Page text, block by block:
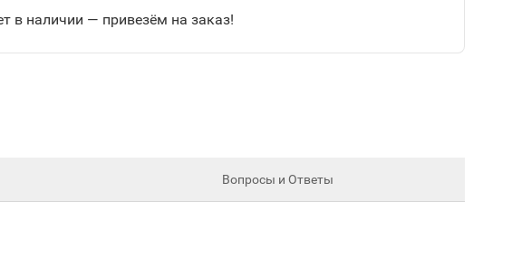
в наличии — привезём на заказ!
Вопросы и Ответы